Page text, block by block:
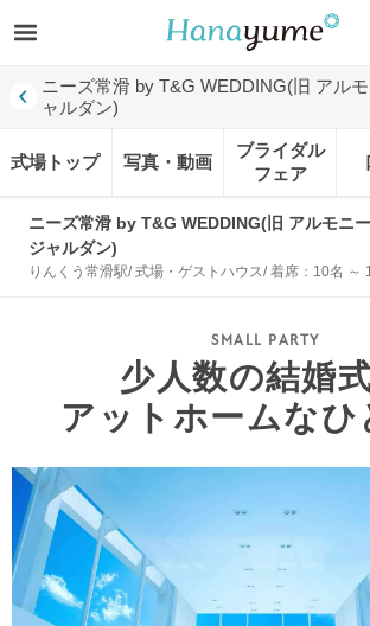
ニーズ常滑 by T&G WEDDING(旧 アル
ャルダン)
式場トップ 写真・動画
ブライダル
フェア
ニーズ常滑 by T&G WEDDING(旧 アルモニ
ジャルダン)
りんくう常滑駅/ 式場・ゲストハウス/ 着席：10名 ～
少人数の結婚
アットホームなひ